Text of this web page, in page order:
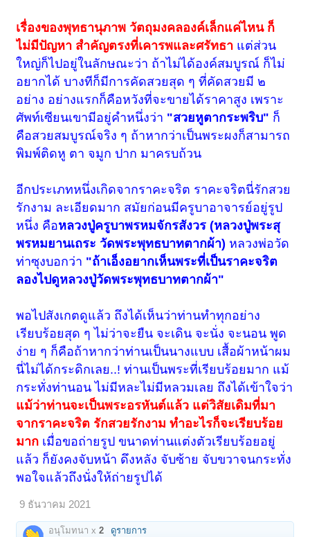
เรื่องของพุทธานุภาพ วัตถุมงคลองค์เล็กแค่ไหน ก็
ไม่มีปัญหา สำคัญตรงที่เคารพและศรัทธา แต่ส่วน
ใหญ่ก็ไปอยู่ในลักษณะว่า ถ้าไม่ได้องค์สมบูรณ์ ก็ไม่
อยากได้ บางทีก็มีการคัดสวยสุด ๆ ที่คัดสวยมี ๒
อย่าง อย่างแรกก็คือหวังที่จะขายได้ราคาสูง เพราะ
ศัพท์เซียนเขามีอยู่คำหนึ่งว่า "สวยหูตากระพริบ" ก็
คือสวยสมบูรณ์จริง ๆ ถ้าหากว่าเป็นพระผงก็สามารถ
พิมพ์ติดหู ตา จมูก ปาก มาครบถ้วน
อีกประเภทหนึ่งเกิดจากราคะจริต ราคะจริตนี่รักสวย
รักงาม ละเอียดมาก สมัยก่อนมีครูบาอาจารย์อยู่รูป
หนึ่ง คือหลวงปู่ครูบาพรหมจักรสังวร (หลวงปู่พระสุ
พรหมยานเถระ วัดพระพุทธบาทตากผ้า) หลวงพ่อวัด
ท่าซุงบอกว่า "ถ้าเอ็งอยากเห็นพระที่เป็นราคะจริต
ลองไปดูหลวงปู่วัดพระพุทธบาทตากผ้า"
พอไปสังเกตดูแล้ว ถึงได้เห็นว่าท่านทำทุกอย่าง
เรียบร้อยสุด ๆ ไม่ว่าจะยืน จะเดิน จะนั่ง จะนอน พูด
ง่าย ๆ ก็คือถ้าหากว่าท่านเป็นนางแบบ เสื้อผ้าหน้าผม
นี่ไม่ได้กระดิกเลย..! ท่านเป็นพระที่เรียบร้อยมาก แม้
กระทั่งท่านอน ไม่มีหละไม่มีหลวมเลย ถึงได้เข้าใจว่า
แม้ว่าท่านจะเป็นพระอรหันต์แล้ว แต่วิสัยเดิมที่มา
จากราคะจริต รักสวยรักงาม ทำอะไรก็จะเรียบร้อย
มาก เมื่อขอถ่ายรูป ขนาดท่านแต่งตัวเรียบร้อยอยู่
แล้ว ก็ยังคงจับหน้า ดึงหลัง จับซ้าย จับขวาจนกระทั่ง
พอใจแล้วถึงนั่งให้ถ่ายรูปได้
9 ธันวาคม 2021
อนุโมทนา x2 ดูรายการ